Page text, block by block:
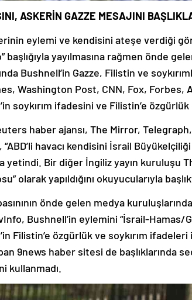
ASKERİN GAZZE MESAJINI
eylemi ve kendisini ateşe verdiği
başlığıyla yayılmasına rağmen önde
Bushnell’in Gazze, Filistin ve
Washington Post, CNN, Fox,
soykırım ifadesini ve Filistin’e özgürlük
haber ajansı, The Mirror,
havacı kendisini İsrail
yetindi. Bir diğer İngiliz yayın kuruluşu
olarak yapıldığını okuyucularıyla
önde gelen medya
Bushnell’in eylemini “İsrail-Hamas/
Filistin’e özgürlük ve soykırım
9news haber sitesi de başlıklarında
kullanmadı.